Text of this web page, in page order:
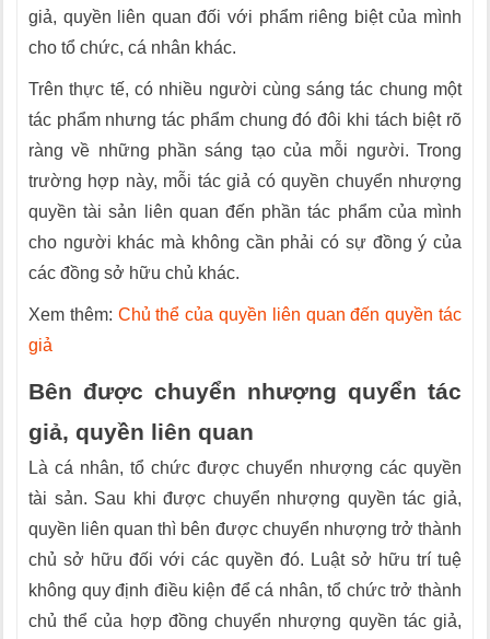
giả, quyền liên quan đối với phẩm riêng biệt của mình
cho tổ chức, cá nhân khác.
Trên thực tế, có nhiều người cùng sáng tác chung một
tác phẩm nhưng tác phẩm chung đó đôi khi tách biệt rõ
ràng về những phần sáng tạo của mỗi người. Trong
trường hợp này, mỗi tác giả có quyền chuyển nhượng
quyền tài sản liên quan đến phần tác phẩm của mình
cho người khác mà không cần phải có sự đồng ý của
các đồng sở hữu chủ khác.
Xem thêm: Chủ thể của quyền liên quan đến quyền tác
giả
Bên được chuyển nhượng quyển tác
giả, quyền liên quan
Là cá nhân, tổ chức được chuyển nhượng các quyền
tài sản. Sau khi được chuyển nhượng quyền tác giả,
quyền liên quan thì bên được chuyển nhượng trở thành
chủ sở hữu đối với các quyền đó. Luật sở hữu trí tuệ
không quy định điều kiện để cá nhân, tổ chức trở thành
chủ thể của hợp đồng chuyển nhượng quyền tác giả,